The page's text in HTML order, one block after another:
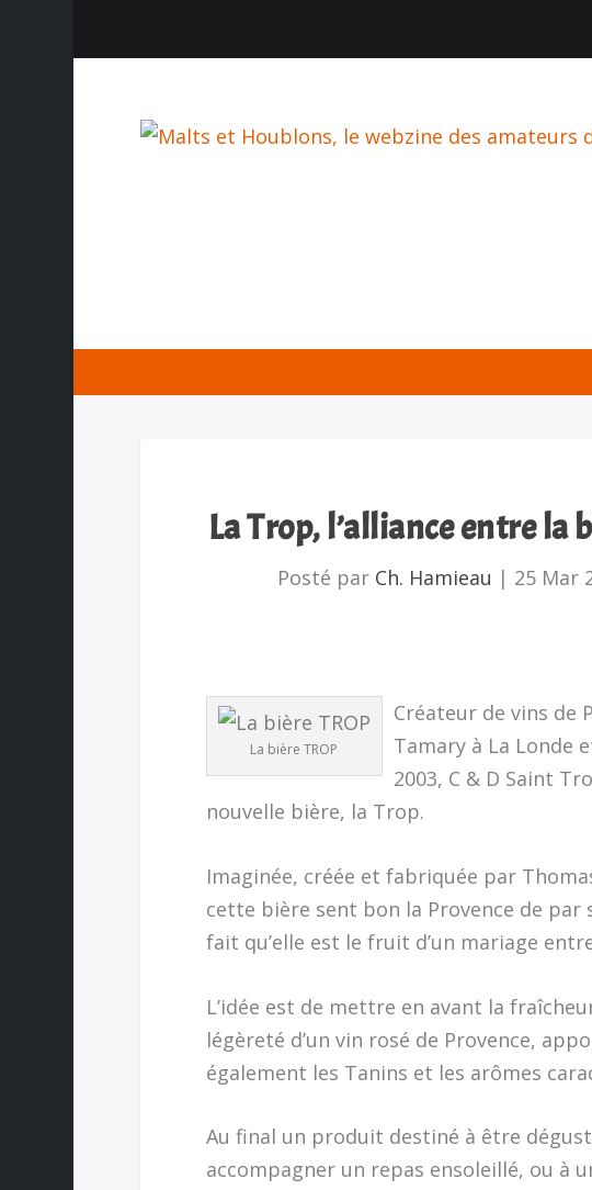
La Trop, l’alliance entre la
Posté par Ch. Hamieau | 25 Mar
La bière TROP
Créateur de vins de
Tamary à La Londe
2003, C & D Saint
nouvelle bière, la Trop.
Imaginée, créée et fabriquée par
cette bière sent bon la Provence de
fait qu’elle est le fruit d’un mariage
L’idée est de mettre en avant la
légèreté d’un vin rosé de Provence,
également les Tanins et les arômes
Au final un produit destiné à être
accompagner un repas ensoleillé, ou à